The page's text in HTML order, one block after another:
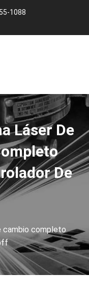
1088
Láser De
De
cambio completo